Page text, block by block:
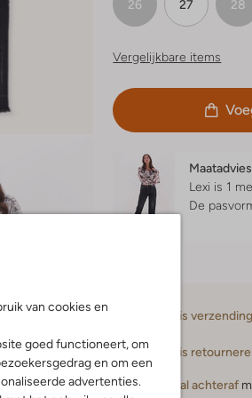
van cookies en
goed functioneert, om
en om een
advertenties.
26 27 28
Vergelijkbare items
Maatadvies
Lexi is 1
De
Gratis verzending
Gratis
Betaal achteraf